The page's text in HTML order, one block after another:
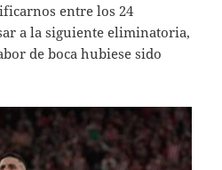
entre los 24
a la siguiente eliminatoria,
de boca hubiese sido